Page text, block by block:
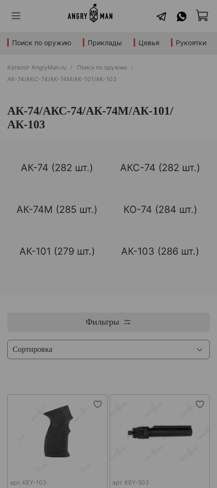
Поиск по оружию Приклады Цевья Рукоятки
Каталог AngryMan.ru
Поиск по оружию
АК-74/АКС-74/АК-74М/АК-101/АК-103
АК-74/АКС-74/АК-74М/АК-101/
АК-103
АК-74 (282 шт.) АКС-74 (282 шт.)
АК-74М (285 шт.) КО-74 (284 шт.)
АК-101 (279 шт.) АК-103 (286 шт.)
Фильтры
арт. KEY-103 арт. KEY-503